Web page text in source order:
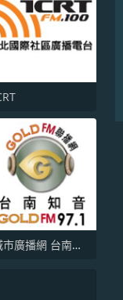
城市廣播網 台南知音 97.1 FM